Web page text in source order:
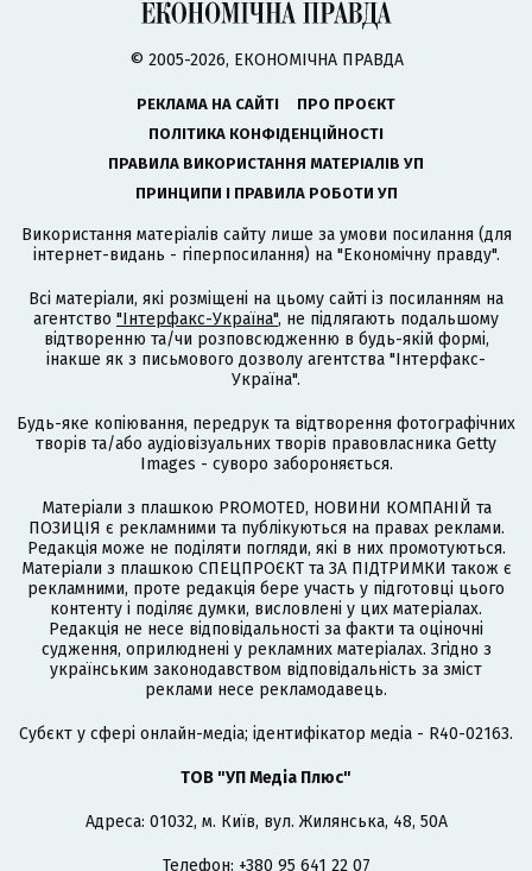
© 2005-2026, ЕКОНОМІЧНА ПРАВДА
РЕКЛАМА НА САЙТІ
ПРО ПРОЄКТ
ПОЛІТИКА КОНФІДЕНЦІЙНОСТІ
ПРАВИЛА ВИКОРИСТАННЯ МАТЕРІАЛІВ УП
ПРИНЦИПИ І ПРАВИЛА РОБОТИ УП
Використання матеріалів сайту лише за умови посилання (для
інтернет-видань - гіперпосилання) на "Економічну правду".
Всі матеріали, які розміщені на цьому сайті із посиланням на
агентство "Інтерфакс-Україна", не підлягають подальшому
відтворенню та/чи розповсюдженню в будь-якій формі,
інакше як з письмового дозволу агентства "Інтерфакс-
Україна".
Будь-яке копіювання, передрук та відтворення фотографічних
творів та/або аудіовізуальних творів правовласника Getty
Images - суворо забороняється.
Матеріали з плашкою PROMOTED, НОВИНИ КОМПАНІЙ та
ПОЗИЦІЯ є рекламними та публікуються на правах реклами.
Редакція може не поділяти погляди, які в них промотуються.
Матеріали з плашкою СПЕЦПРОЄКТ та ЗА ПІДТРИМКИ також є
рекламними, проте редакція бере участь у підготовці цього
контенту і поділяє думки, висловлені у цих матеріалах.
Редакція не несе відповідальності за факти та оціночні
судження, оприлюднені у рекламних матеріалах. Згідно з
українським законодавством відповідальність за зміст
реклами несе рекламодавець.
Cубєкт у сфері онлайн-медіа; ідентифікатор медіа - R40-02163.
ТОВ "УП Медіа Плюс"
Адреса: 01032, м. Київ, вул. Жилянська, 48, 50А
Телефон: +380 95 641 22 07